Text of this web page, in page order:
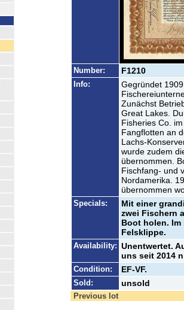
Number: F1210
Info:
Gegründet
Zunächst
Great Lakes.
Fisheries Co.
Fangflotten an
Lachs-
wurde zudem
übernommen.
Fischfang- und
Nordamerika.
übernommen
Specials:
Mit einer
zwei Fischern
Boot holen.
Felsklippe.
Availability: Unentwertet.
uns seit 2014
Condition: EF-VF.
Sold: unsold
Previous lot